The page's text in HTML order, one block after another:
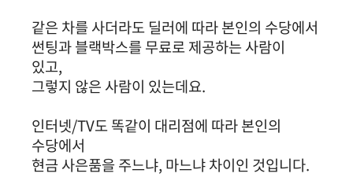
같은 차를 사더라도 딜러에 따라본인의 수당에서
썬팅과 블랙박스를 무료로 제공하는 사람이
있고,
그렇지 않은 사람이 있는데요.
인터넷/TV도 똑같이 대리점에 따라 본인의
수당에서
현금 사은품을 주느냐, 마느냐 차이인 것입니다.